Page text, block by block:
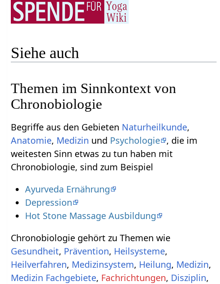
Siehe auch
Themen im Sinnkontext von
Chronobiologie
Begriffe aus den Gebieten Naturheilkunde,
Anatomie, Medizin und Psychologie , die im
weitesten Sinn etwas zu tun haben mit
Chronobiologie, sind zum Beispiel
Ayurveda Ernährung
Depression
Hot Stone Massage Ausbildung
Chronobiologie gehört zu Themen wie
Gesundheit, Prävention, Heilsysteme,
Heilverfahren, Medizinsystem, Heilung, Medizin,
Medizin Fachgebiete, Fachrichtungen, Disziplin,